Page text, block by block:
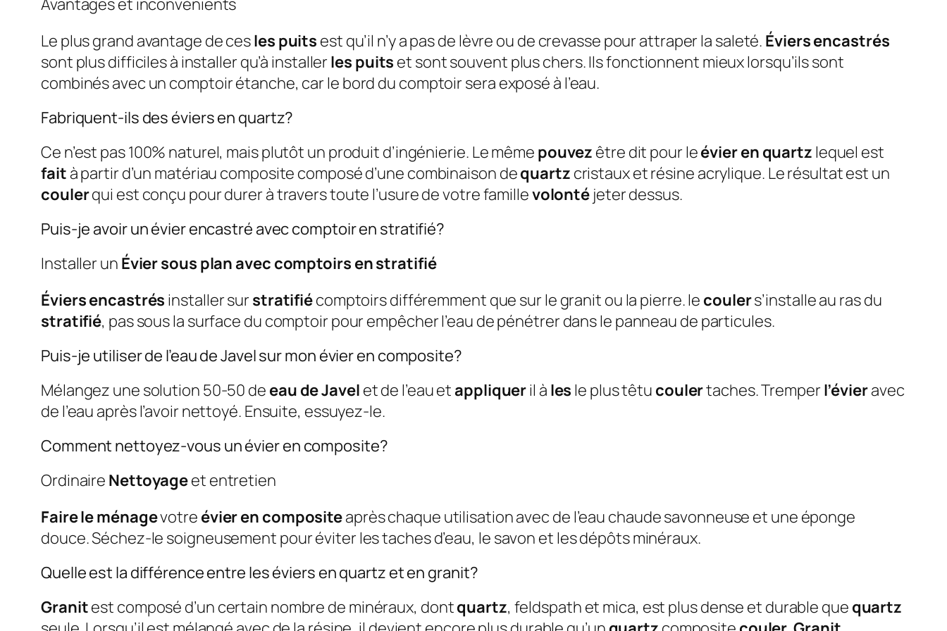
Avantages et inconvénients
Le plus grand avantage de cesles puits est qu’il n’y a pas de lèvre ou de crevasse pour attraper la saleté. Éviers encastrés
sont plus difficiles à installer qu’à installer les puits et sont souvent plus chers. Ils fonctionnent mieux lorsqu’ils sont
combinés avec un comptoir étanche, car le bord du comptoir sera exposé à l’eau.
Fabriquent-ils des éviers en quartz?
Ce n’est pas 100% naturel, mais plutôt un produit d’ingénierie. Le même pouvez être dit pour leévier en quartz lequel est
fait à partir d’un matériau composite composé d’une combinaison dequartz cristaux et résine acrylique. Le résultat est un
coulerqui est conçu pour durer à travers toute l’usure de votre famillevolonté jeter dessus.
Puis-je avoir un évier encastré avec comptoir en stratifié?
Installer un Évier sous plan avec comptoirs en stratifié
Éviers encastrés installer sur stratifiécomptoirs différemment que sur le granit ou la pierre. le coulers’installe au ras du
stratifié, pas sous la surface du comptoir pour empêcher l’eau de pénétrer dans le panneau de particules.
Puis-je utiliser de l’eau de Javel sur mon évier en composite?
Mélangez une solution 50-50 de eau de Javel et de l’eau etappliqueril à les le plus têtu coulertaches. Tremper l’évieravec
de l’eau après l’avoir nettoyé. Ensuite, essuyez-le.
Comment nettoyez-vous un évier en composite?
Ordinaire Nettoyageet entretien
Faire le ménagevotre évier en compositeaprès chaque utilisation avec de l’eau chaude savonneuse et une éponge
douce. Séchez-le soigneusement pour éviter les taches d’eau, le savon et les dépôts minéraux.
Quelle est la différence entre les éviers en quartz et en granit?
Granitest composé d’un certain nombre de minéraux, dontquartz, feldspath et mica, est plus dense et durable que quartz